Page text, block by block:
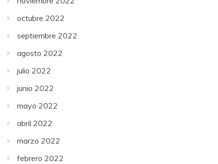
octubre 2022
septiembre 2022
agosto 2022
julio 2022
junio 2022
mayo 2022
abril 2022
marzo 2022
febrero 2022